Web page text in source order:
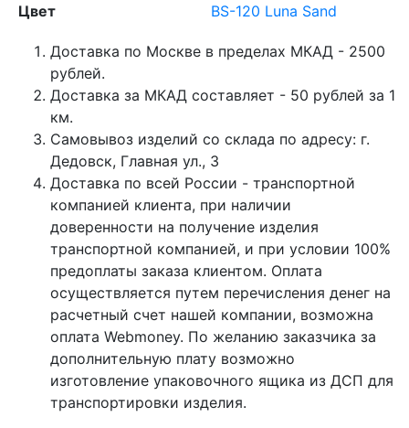
Цвет
BS-120 Luna Sand
Доставка по Москве в пределах МКАД - 2500
рублей.
Доставка за МКАД составляет - 50 рублей за 1
км.
Самовывоз изделий со склада по адресу: г.
Дедовск, Главная ул., 3
Доставка по всей России - транспортной
компанией клиента, при наличии
доверенности на получение изделия
транспортной компанией, и при условии 100%
предоплаты заказа клиентом. Оплата
осуществляется путем перечисления денег на
расчетный счет нашей компании, возможна
оплата Webmoney. По желанию заказчика за
дополнительную плату возможно
изготовление упаковочного ящика из ДСП для
транспортировки изделия.